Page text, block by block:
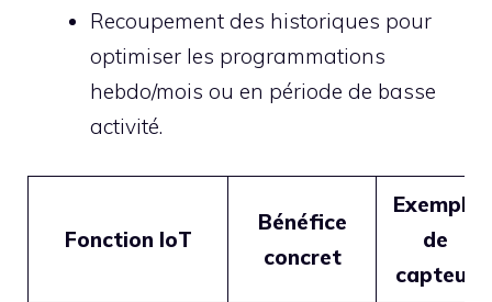
Recoupement des historiques pour
optimiser les programmations
hebdo/mois ou en période de basse
activité.
Fonction IoT
Bénéfice
concret
Exemple
de
capteur